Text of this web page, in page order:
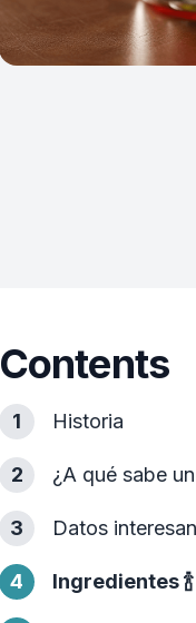
Contents
1 Historia
2 ¿A qué sabe
3 Datos
4 Ingredientes🍾